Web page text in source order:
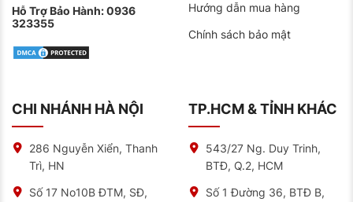
Hỗ Trợ Bảo Hành:0936
323355
Hướng dẫn mua hàng
Chính sách bảo mật
CHI NHÁNH HÀ NỘI
286 Nguyễn Xiển, Thanh
Trì, HN
Số 17 No10B ĐTM, SĐ,
TP.HCM & TỈNH KHÁC
543/27 Ng. Duy Trinh,
BTĐ, Q.2, HCM
Số 1 Đường 36, BTĐ B,